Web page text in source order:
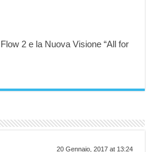
2 e la Nuova Visione “All for
20 Gennaio, 2017 at 13:24